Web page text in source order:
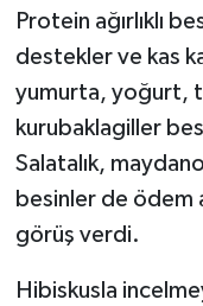
Protein ağırlıklı
destekler ve kas
yumurta, yoğurt,
kurubaklagiller
Salatalık,
besinler de ödem
görüş verdi.
Hibiskusla